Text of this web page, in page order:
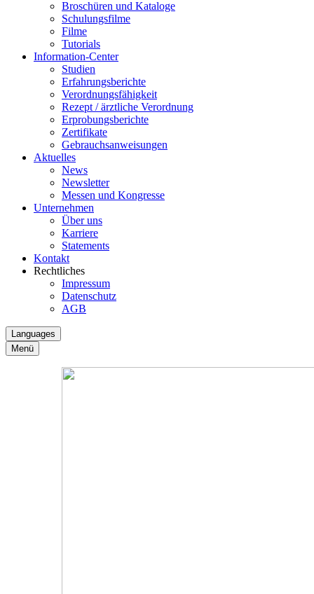
Broschüren und Kataloge
Schulungsfilme
Filme
Tutorials
Information-Center
Studien
Erfahrungsberichte
Verordnungsfähigkeit
Rezept / ärztliche Verordnung
Erprobungsberichte
Zertifikate
Gebrauchsanweisungen
Aktuelles
News
Newsletter
Messen und Kongresse
Unternehmen
Über uns
Karriere
Statements
Kontakt
Rechtliches
Impressum
Datenschutz
AGB
Languages
Menü